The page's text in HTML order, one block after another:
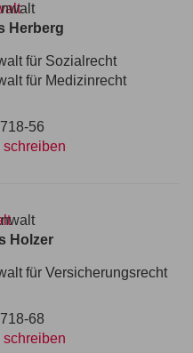
Herberg
für Sozialrecht
für Medizinrecht
56
schreiben
Holzer
für Versicherungsrecht
68
schreiben